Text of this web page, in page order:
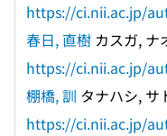
https://ci.nii.ac.jp/
春日, 直樹 カスガ, ナ
https://ci.nii.ac.jp/
棚橋, 訓 タナハシ, サ
https://ci.nii.ac.jp/